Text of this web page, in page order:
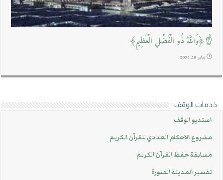
☝﴿وَاللَّهُ ذُو الْفَضْلِ الْعَظِيمِ﴾
يناير 18, 2021
خدمات الوقف
استديو الوقف
مشروع الاحكام العددي للقرآن الكريم
مسابقة حفظ القرآن الكريم
تفسير المدينة المنورة